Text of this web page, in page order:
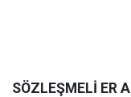
SÖZLEŞMELİ ER